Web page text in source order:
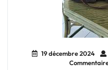
19 décembre 2024